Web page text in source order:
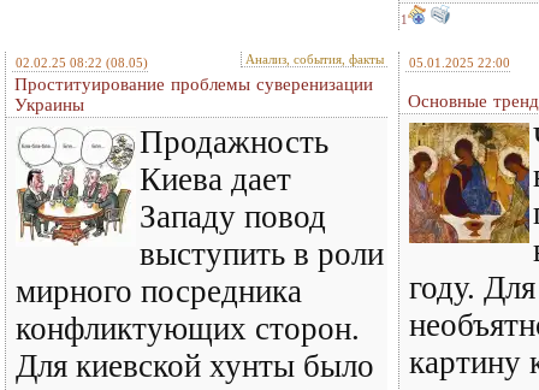
1
02.02.25 08:22 (08.05) Анализ, события, факты
Проституирование проблемы суверенизации
Украины
Продажность
Киева дает
Западу повод
выступить в роли
мирного посредника
конфликтующих сторон.
Для киевской хунты было
05.01.2025 22:00
Основные
году.
картину